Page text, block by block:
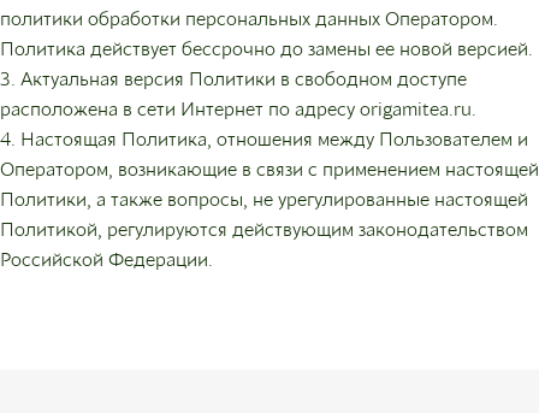
политики обработки персональных данных Оператором.
Политика действует бессрочно до замены ее новой версией.
3. Актуальная версия Политики в свободном доступе
расположена в сети Интернет по адресу origamitea.ru.
4. Настоящая Политика, отношения между Пользователем и
Оператором, возникающие в связи с применением настоящей
Политики, а также вопросы, не урегулированные настоящей
Политикой, регулируются действующим законодательством
Российской Федерации.